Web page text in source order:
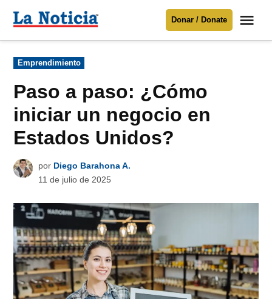
Para mantenerte informado necesitamos
Donar
contenido
Noticia
Donar / Donate
Publicado
en
Emprendimiento
Paso a paso: ¿Cómo
iniciar un negocio en
Estados Unidos?
por Diego Barahona A.
11 de julio de 2025